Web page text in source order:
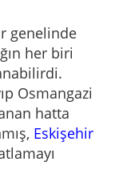
genelinde
her biri
Osmangazi
hatta
Eskişehir